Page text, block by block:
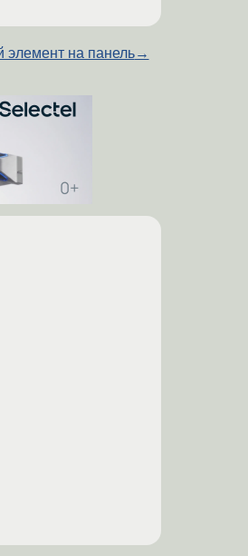
элемент на панель→